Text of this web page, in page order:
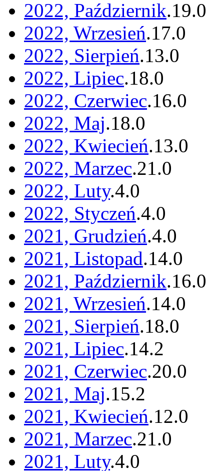
2022, Październik.19.0
2022, Wrzesień.17.0
2022, Sierpień.13.0
2022, Lipiec.18.0
2022, Czerwiec.16.0
2022, Maj.18.0
2022, Kwiecień.13.0
2022, Marzec.21.0
2022, Luty.4.0
2022, Styczeń.4.0
2021, Grudzień.4.0
2021, Listopad.14.0
2021, Październik.16.0
2021, Wrzesień.14.0
2021, Sierpień.18.0
2021, Lipiec.14.2
2021, Czerwiec.20.0
2021, Maj.15.2
2021, Kwiecień.12.0
2021, Marzec.21.0
2021, Luty.4.0